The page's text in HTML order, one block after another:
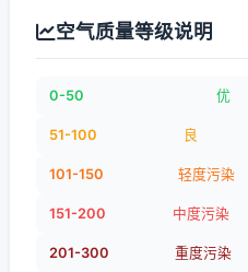
空气质量等级说明
0-50 优
51-100 良
101-150 轻度污染
151-200 中度污染
201-300 重度污染